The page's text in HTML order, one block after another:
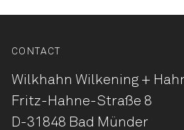
CONTACT
Wilkhahn Wilkening +
Fritz-Hahne-Straße 8
D-31848 Bad Münder